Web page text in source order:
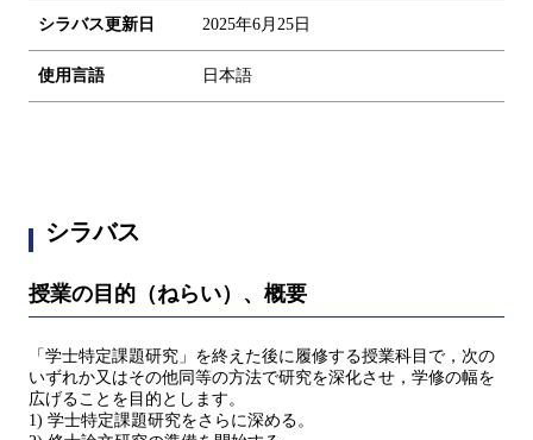
シラバス更新日 2025年6月25日
使用言語 日本語
シラバス
授業の目的（ねらい）、概要
「学⼠特定課題研究」を終えた後に履修する授業科目で，次の
いずれか⼜はその他同等の⽅法で研究を深化させ，学修の幅を
広げることを目的とします。
1) 学⼠特定課題研究をさらに深める。